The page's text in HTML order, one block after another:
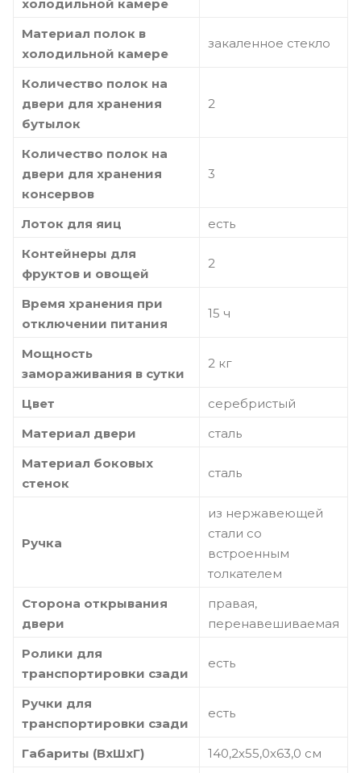
холодильной камере
Материал полок в
холодильной камере
закаленное стекло
Количество полок на
двери для хранения
бутылок
2
Количество полок на
двери для хранения
консервов
3
Лоток для яиц
есть
Контейнеры для
фруктов и овощей
2
Время хранения при
отключении питания
15 ч
Мощность
замораживания в сутки
2 кг
Цвет
серебристый
Материал двери
сталь
Материал боковых
стенок
сталь
Ручка
из нержавеющей
стали со
встроенным
толкателем
Сторона открывания
двери
правая,
перенавешиваемая
Ролики для
транспортировки сзади
есть
Ручки для
транспортировки сзади
есть
Габариты (ВхШхГ)
140,2х55,0х63,0 см